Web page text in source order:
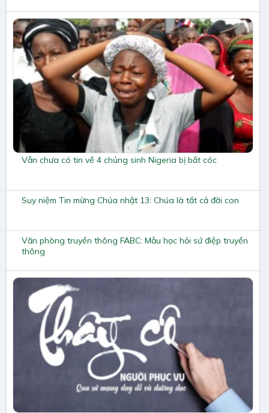
Vẫn chưa có tin về 4 chủng sinh Nigeria bị bắt cóc
Suy niệm Tin mừng Chúa nhật 13: Chúa là tất cả đời con
Văn phòng truyền thông FABC: Mẫu học hỏi sứ điệp truyền
thông